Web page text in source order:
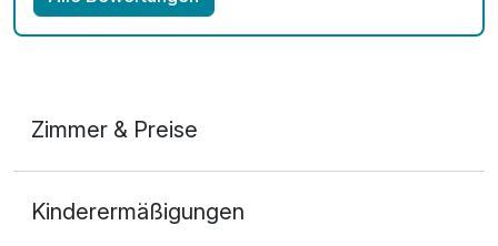
Zimmer & Preise
2 Erwachsene und 1 Kind
Kinderermäßigungen